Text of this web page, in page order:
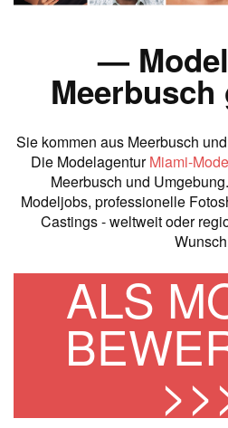
—
Sie kommen aus Meerbusch
Die ModelagenturMiami-
Meerbusch und
Modeljobs, professionelle
Castings - weltweit oder
ALS